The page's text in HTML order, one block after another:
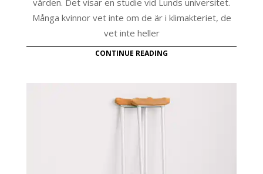
vården. Det visar en studie vid Lunds universitet.
Många kvinnor vet inte om de är i klimakteriet, de
vet inte heller
CONTINUE READING